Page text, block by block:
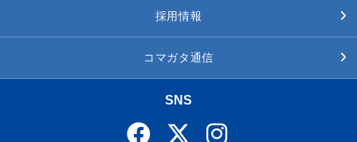
採用情報
コマガタ通信
SNS